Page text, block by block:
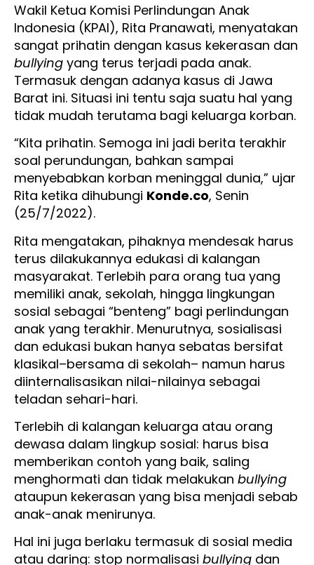
Wakil Ketua Komisi Perlindungan Anak
Indonesia (KPAI), Rita Pranawati, menyatakan
sangat prihatin dengan kasus kekerasan dan
bullying yang terus terjadi pada anak.
Termasuk dengan adanya kasus di Jawa
Barat ini. Situasi ini tentu saja suatu hal yang
tidak mudah terutama bagi keluarga korban.
“Kita prihatin. Semoga ini jadi berita terakhir
soal perundungan, bahkan sampai
menyebabkan korban meninggal dunia,” ujar
Rita ketika dihubungi Konde.co, Senin
(25/7/2022).
Rita mengatakan, pihaknya mendesak harus
terus dilakukannya edukasi di kalangan
masyarakat. Terlebih para orang tua yang
memiliki anak, sekolah, hingga lingkungan
sosial sebagai “benteng” bagi perlindungan
anak yang terakhir. Menurutnya, sosialisasi
dan edukasi bukan hanya sebatas bersifat
klasikal–bersama di sekolah– namun harus
diinternalisasikan nilai-nilainya sebagai
teladan sehari-hari.
Terlebih di kalangan keluarga atau orang
dewasa dalam lingkup sosial: harus bisa
memberikan contoh yang baik, saling
menghormati dan tidak melakukan bullying
ataupun kekerasan yang bisa menjadi sebab
anak-anak menirunya.
Hal ini juga berlaku termasuk di sosial media
atau daring: stop normalisasi bullying dan